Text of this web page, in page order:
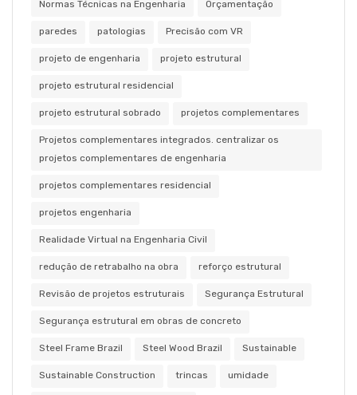
Normas Técnicas na Engenharia Orçamentação
paredes patologias Precisão com VR
projeto de engenharia projeto estrutural
projeto estrutural residencial
projeto estrutural sobrado projetos complementares
Projetos complementares integrados. centralizar os
projetos complementares de engenharia
projetos complementares residencial
projetos engenharia
Realidade Virtual na Engenharia Civil
redução de retrabalho na obra reforço estrutural
Revisão de projetos estruturais Segurança Estrutural
Segurança estrutural em obras de concreto
Steel Frame Brazil Steel Wood Brazil Sustainable
Sustainable Construction trincas umidade